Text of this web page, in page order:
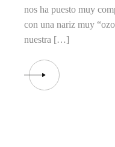
nos ha puesto muy
con una nariz muy
nuestra […]